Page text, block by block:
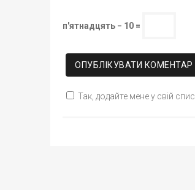
п'ятнадцять − 10 =
Так, додайте мене у свій